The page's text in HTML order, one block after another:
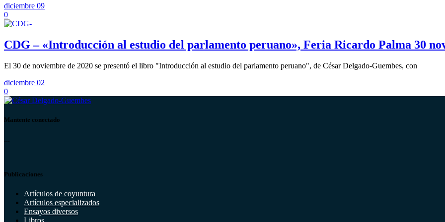
diciembre 09
0
CDG – «Introducción al estudio del parlamento peruano», Feria Ricardo Palma 30
El 30 de noviembre de 2020 se presentó el libro "Introducción al estudio del parlamento peruano", de César Delgado-Guembes, con
diciembre 02
0
Mantente conectado
...
Publicaciones
Artículos de coyuntura
Artículos especializados
Ensayos diversos
Libros